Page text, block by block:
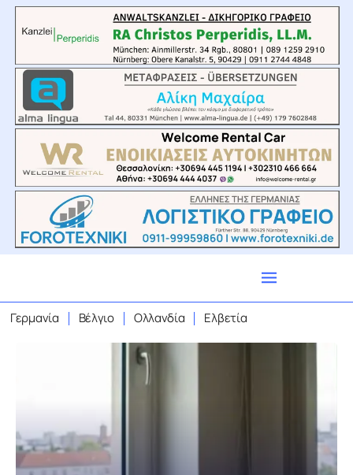
Γερμανία Βέλγιο Ολλανδία Ελβετία